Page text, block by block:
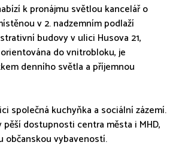
k pronájmu světlou kancelář o
v 2. nadzemním podlaží
budovy v ulici Husova 21,
do vnitrobloku, je
denního světla a příjemnou
společná kuchyňka a sociální zázemí.
pěší dostupnosti centra města i MHD,
občanskou vybaveností.